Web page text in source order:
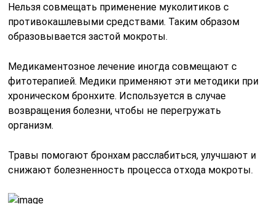
Нельзя совмещать применение муколитиков с
противокашлевыми средствами. Таким образом
образовывается застой мокроты.
Медикаментозное лечение иногда совмещают с
фитотерапией. Медики применяют эти методики при
хроническом бронхите. Используется в случае
возвращения болезни, чтобы не перегружать
организм.
Травы помогают бронхам расслабиться, улучшают и
снижают болезненность процесса отхода мокроты.